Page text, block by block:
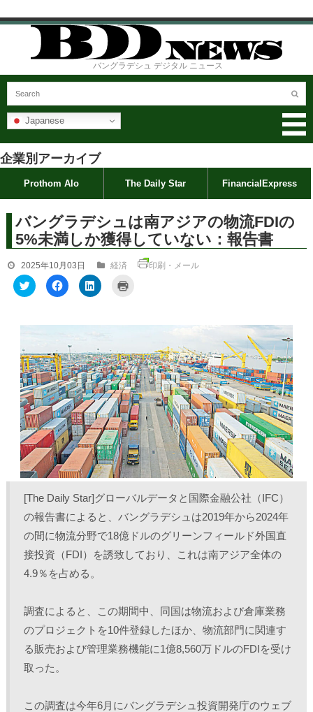
バングラデシュ デジタル ニュース
Japanese
企業別アーカイブ
Prothom Alo The Daily Star FinancialExpress
バングラデシュは南アジアの物流FDIの
5%未満しか獲得していない：報告書
2025年10月03日 経済
印刷・メール
ク
リ
て
i
t
t
e
r
で
共
有
(
新
し
い
ウ
ィ
ン
ド
で
開
き
ま
)
F
a
o
で
共
有
す
る
に
は
ク
リ
ッ
ク
し
て
く
だ
さ
(
新
い
ィ
ン
ド
ウ
で
開
)
ク
リ
て
n
k
e
d
I
n
で
共
有
(
新
し
い
ウ
ィ
ン
ウ
で
き
す
て
(
新
し
い
ウ
ィ
ン
ド
ウ
で
開
き
ま
す
)
[The Daily Star]グローバルデータと国際金融公社（IFC）
の報告書によると、バングラデシュは2019年から2024年
の間に物流分野で18億ドルのグリーンフィールド外国直
接投資（FDI）を誘致しており、これは南アジア全体の
4.9％を占める。
調査によると、この期間中、同国は物流および倉庫業務
のプロジェクトを10件登録したほか、物流部門に関連す
る販売および管理業務機能に1億8,560万ドルのFDIを受け
取った。
この調査は今年6月にバングラデシュ投資開発庁のウェブ